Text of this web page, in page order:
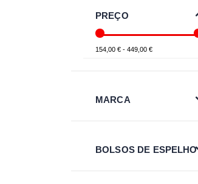
PREÇO
154,00 € - 449,00 €
MARCA
BOLSOS DE ESPELHO